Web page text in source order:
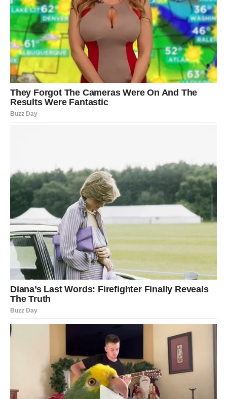
Razrešenje za Škorpiju znači oslobađanje od iluzije.
Strelac – Nova ljubav ili novi
početak sa starom istinom
Strelčevi su u dilemi da li da se vrate staroj priči ili da
krenu napred. Naredni period donosi odgovor.
Razrešenje za Strelca znači: biram budućnost, a ne
uspomene.
Jarac – Ozbiljnost bez iluzije
Jarčevi dobijaju ono što su tražili – jasnoću i sigurnost.
Ako si u vezi, dolazi ozbiljan razgovor o planovima. Ako si
slobodan, neko pokazuje da želi stabilnost.
Razrešenje za Jarca znači kraj emotivne neizvesnosti.
Vodolija – Odluka koja oslobađa
Vodolije u narednom periodu donose iznenadnu, ali